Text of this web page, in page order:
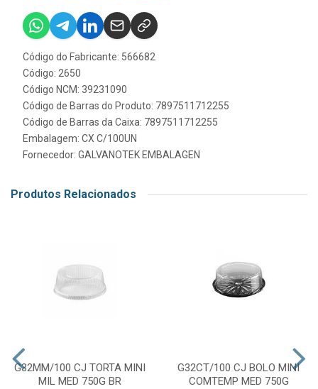
Código do Fabricante: 566682
Código: 2650
Código NCM: 39231090
Código de Barras do Produto: 7897511712255
Código de Barras da Caixa: 7897511712255
Embalagem: CX C/100UN
Fornecedor: GALVANOTEK EMBALAGEN
Produtos Relacionados
G32MM/100 CJ TORTA MINI
MIL MED 750G BR
G32CT/100 CJ BOLO MINI
COMTEMP MED 750G